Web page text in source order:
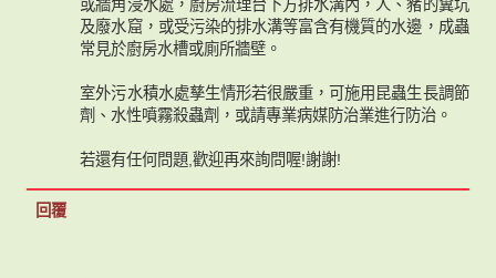
或牆角浸水處，廚房流理台下方排水溝內，人、豬的糞坑
及廢水窟，或受污染的排水溝等富含有機質的水邊，成蟲
常見於廚房水槽或廁所牆壁。
室外污水積水處孳生情形若很嚴重，可施用昆蟲生長調節
劑、水性噴霧殺蟲劑，或請專業病媒防治業進行防治。
若還有任何問題,歡迎再來詢問喔!謝謝!
回覆